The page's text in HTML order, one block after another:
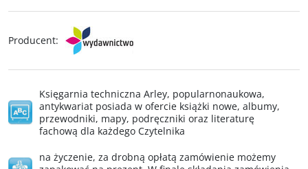
Producent:
Księgarnia techniczna Arley, popularnonaukowa,
antykwariat posiada w ofercie książki nowe, albumy,
przewodniki, mapy, podręczniki oraz literaturę
fachową dla każdego Czytelnika
na życzenie, za drobną opłatą zamówienie możemy